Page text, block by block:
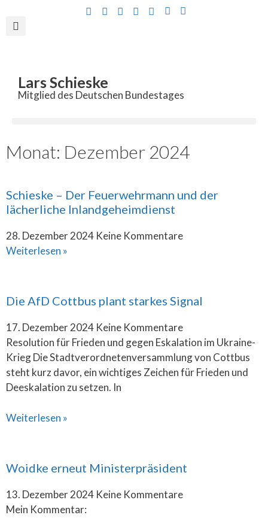
Lars Schieske
Mitglied des Deutschen Bundestages
Monat: Dezember 2024
Schieske – Der Feuerwehrmann und der
lächerliche Inlandgeheimdienst
28. Dezember 2024 Keine Kommentare
Weiterlesen »
Die AfD Cottbus plant starkes Signal
17. Dezember 2024 Keine Kommentare
Resolution für Frieden und gegen Eskalation im Ukraine-
Krieg Die Stadtverordnetenversammlung von Cottbus
steht kurz davor, ein wichtiges Zeichen für Frieden und
Deeskalation zu setzen. In
Weiterlesen »
Woidke erneut Ministerpräsident
13. Dezember 2024 Keine Kommentare
Mein Kommentar: